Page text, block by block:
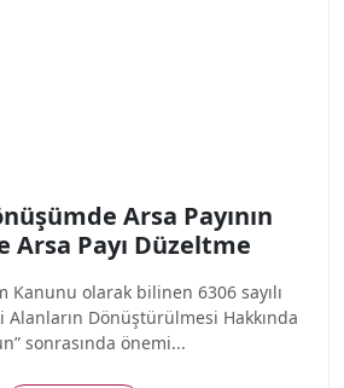
Arsa Payının
Arsa Payı Düzeltme
Kanunu olarak bilinen 6306 sayılı
Alanların Dönüştürülmesi Hakkında
sonrasında önemi...